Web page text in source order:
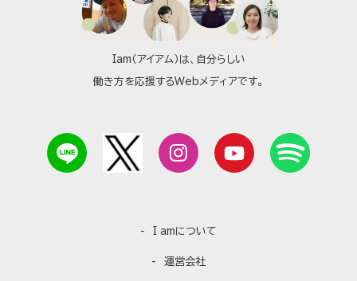
Iam（アイアム）は、自分らしい
働き方を応援するWebメディアです。
I amについて
運営会社